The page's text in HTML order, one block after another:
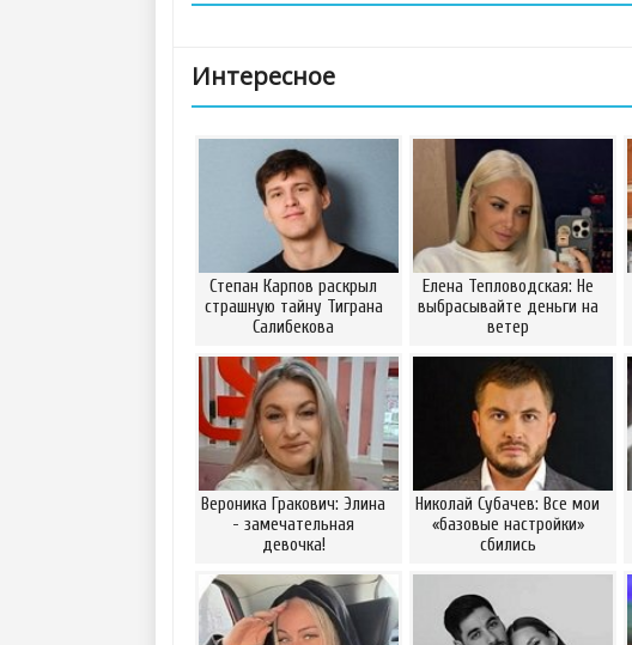
Интересное
Степан Карпов раскрыл
страшную тайну Тиграна
Салибекова
Елена Тепловодская: Не
выбрасывайте деньги на
ветер
Вероника Гракович: Элина
- замечательная
девочка!
Николай Субачев: Все мои
«базовые настройки»
сбились